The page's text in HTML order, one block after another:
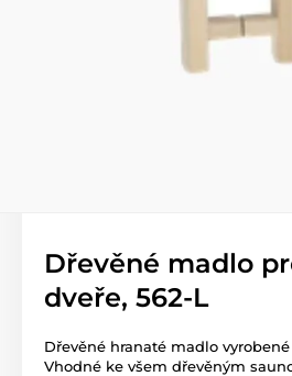
Dřevěné madlo
dveře, 562-L
Dřevěné hranaté madlo
Vhodné ke všem dřevěným